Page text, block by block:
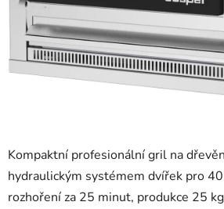
Kompaktní profesionální gril na
hydraulickým systémem dvířek pro
rozhoření za 25 minut, produkce 25